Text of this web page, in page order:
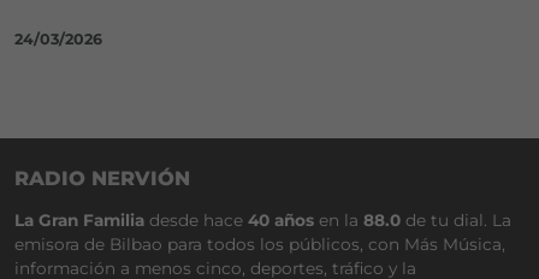
24/03/2026
RADIO NERVIÓN
La Gran Familia desde hace 40 años en la 88.0 de tu dial. La
emisora de Bilbao para todos los públicos, con Más Música,
información a menos cinco, deportes, tráfico y la